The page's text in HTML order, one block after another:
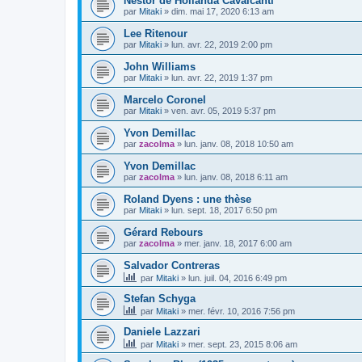
par Mitaki » dim. mai 17, 2020 6:13 am
Lee Ritenour
par Mitaki » lun. avr. 22, 2019 2:00 pm
John Williams
par Mitaki » lun. avr. 22, 2019 1:37 pm
Marcelo Coronel
par Mitaki » ven. avr. 05, 2019 5:37 pm
Yvon Demillac
par zacolma » lun. janv. 08, 2018 10:50 am
Yvon Demillac
par zacolma » lun. janv. 08, 2018 6:11 am
Roland Dyens : une thèse
par Mitaki » lun. sept. 18, 2017 6:50 pm
Gérard Rebours
par zacolma » mer. janv. 18, 2017 6:00 am
Salvador Contreras
par Mitaki » lun. juil. 04, 2016 6:49 pm
Stefan Schyga
par Mitaki » mer. févr. 10, 2016 7:56 pm
Daniele Lazzari
par Mitaki » mer. sept. 23, 2015 8:06 am